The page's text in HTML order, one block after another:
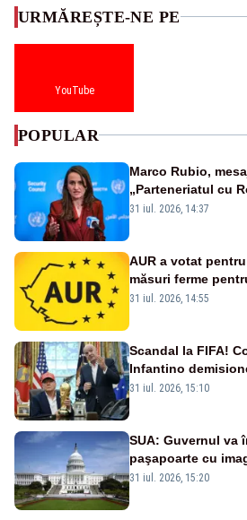
URMĂREȘTE-NE PE
YouTube
POPULAR
Marco Rubio,
„Parteneriatul cu
și prețuit”
31 iul. 2026, 14:37
AUR a votat
măsuri ferme
virusului pestei
31 iul. 2026, 14:55
Scandal la FIFA!
Infantino
privind investitorii
31 iul. 2026, 15:10
SUA: Guvernul va
paşapoarte cu
începând cu 8
31 iul. 2026, 15:20